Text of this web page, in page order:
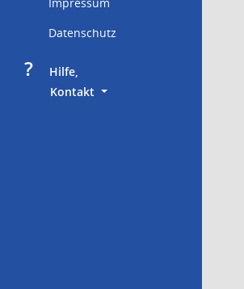
Datenschutz
?
     Hilfe,
Kontakt